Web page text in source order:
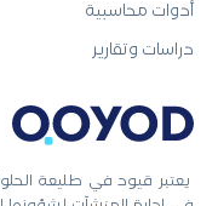
يعتبر قيود في طليعة
أدوات محاسبية
دراسات وتقارير